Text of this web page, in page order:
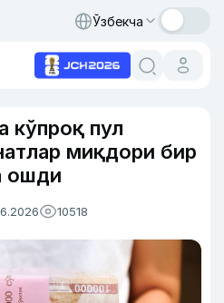
Ўзбекча
кўпроқ пул
миқдори бир
ошди
10518